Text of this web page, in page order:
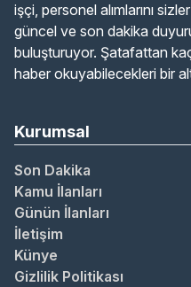
işçi, personel alımlarını
güncel ve son dakika
buluşturuyor. Şatafattan
haber okuyabilecekleri bir
Kurumsal
Son Dakika
Kamu İlanları
Günün İlanları
İletişim
Künye
Gizlilik Politikası